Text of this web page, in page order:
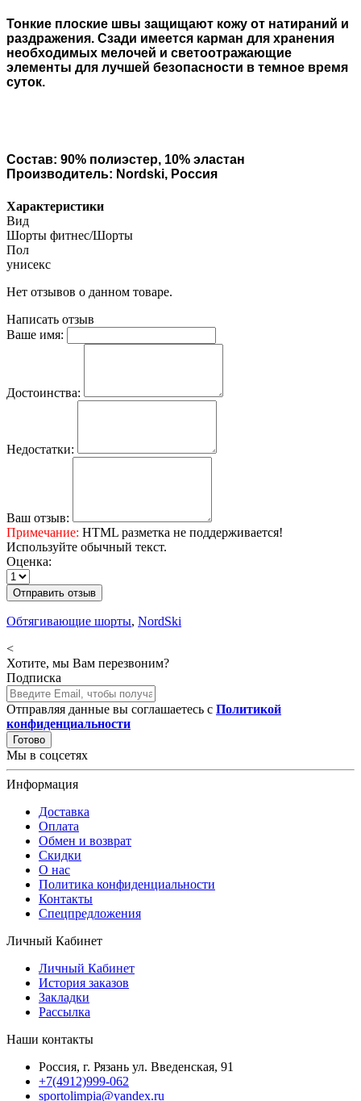
Тонкие плоские швы защищают кожу от натираний и
раздражения. Сзади имеется карман для хранения
необходимых мелочей и светоотражающие
элементы для лучшей безопасности в темное время
суток.
Состав: 90% полиэстер, 10% эластан
Производитель: Nordski, Россия
Характеристики
Вид
Шорты фитнес/Шорты
Пол
унисекс
Нет отзывов о данном товаре.
Написать отзыв
Ваше имя:
Достоинства:
Недостатки:
Ваш отзыв:
Примечание: HTML разметка не поддерживается!
Используйте обычный текст.
Оценка:
Отправить отзыв
Обтягивающие шорты, NordSki
<
Хотите, мы Вам перезвоним?
Подписка
Отправляя данные вы соглашаетесь с Политикой
конфиденциальности
Готово
Мы в соцсетях
Информация
Доставка
Оплата
Обмен и возврат
Скидки
О нас
Политика конфиденциальности
Контакты
Спецпредложения
Личный Кабинет
Личный Кабинет
История заказов
Закладки
Рассылка
Наши контакты
Россия, г. Рязань ул. Введенская, 91
+7(4912)999-062
sportolimpia@yandex.ru